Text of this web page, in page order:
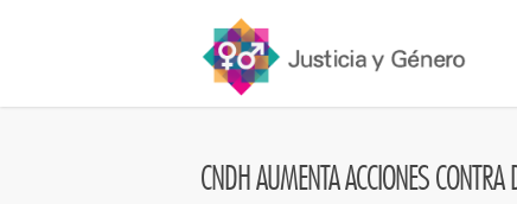
CNDH AUMENTA ACCIONES